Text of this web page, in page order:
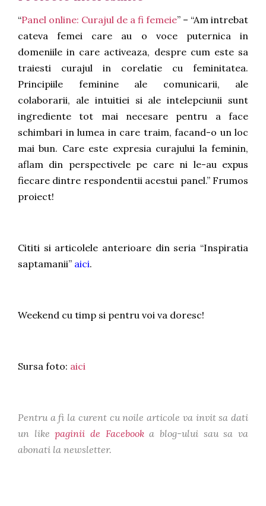
“Panel online: Curajul de a fi femeie” – “Am intrebat
cateva femei care au o voce puternica in
domeniile in care activeaza, despre cum este sa
traiesti curajul in corelatie cu feminitatea.
Principiile feminine ale comunicarii, ale
colaborarii, ale intuitiei si ale intelepciunii sunt
ingrediente tot mai necesare pentru a face
schimbari in lumea in care traim, facand-o un loc
mai bun. Care este expresia curajului la feminin,
aflam din perspectivele pe care ni le-au expus
fiecare dintre respondentii acestui panel.” Frumos
proiect!
Cititi si articolele anterioare din seria “Inspiratia
saptamanii” aici.
Weekend cu timp si pentru voi va doresc!
Sursa foto: aici
Pentru a fi la curent cu noile articole va invit sa dati
un likepaginii de Facebooka blog-ului sau sa va
abonati la newsletter.